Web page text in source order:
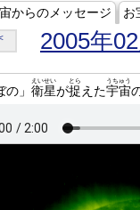
からのメッセージ お
2005年02
」 衛星
えいせい
が捉
とら
えた宇宙
うちゅう